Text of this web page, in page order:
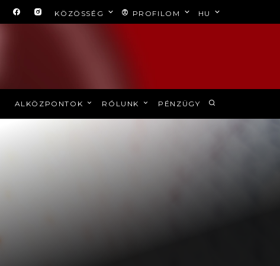
KÖZÖSSÉG PROFILOM HU
ALKÖZPONTOK RÓLUNK PÉNZÜGY